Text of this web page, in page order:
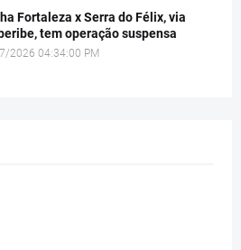
Fortaleza x Serra do Félix, via
tem operação suspensa
2026 04:34:00 PM